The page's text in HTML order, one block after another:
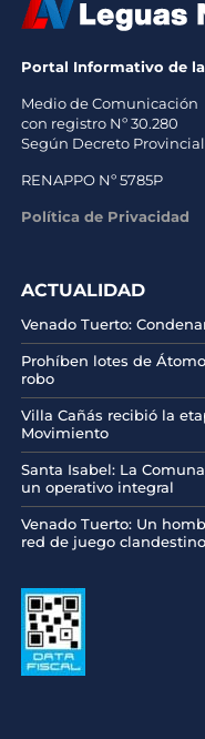
Portal Informativo de
Medio de Comunicación
con registro Nº 30.280
Según Decreto
RENAPPO Nº 5785P
Política de Privacidad
ACTUALIDAD
Venado Tuerto:
Prohíben lotes de
robo
Villa Cañás recibió la
Movimiento
Santa Isabel: La
un operativo integral
Venado Tuerto: Un
red de juego clandestino